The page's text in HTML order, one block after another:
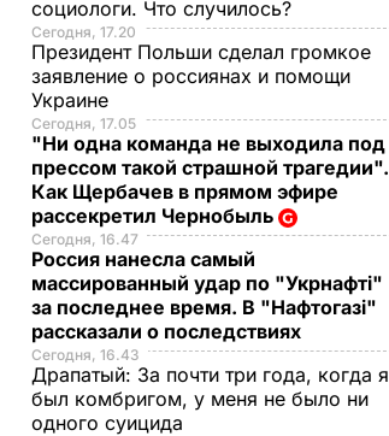
социологи. Что случилось?
Сегодня, 17.20
Президент Польши сделал громкое
заявление о россиянах и помощи
Украине
Сегодня, 17.05
"Ни одна команда не выходила под
прессом такой страшной трагедии".
Как Щербачев в прямом эфире
рассекретил Чернобыль
Сегодня, 16.47
Россия нанесла самый
массированный удар по "Укрнафті"
за последнее время. В "Нафтогазі"
рассказали о последствиях
Сегодня, 16.43
Драпатый: За почти три года, когда я
был комбригом, у меня не было ни
одного суицида